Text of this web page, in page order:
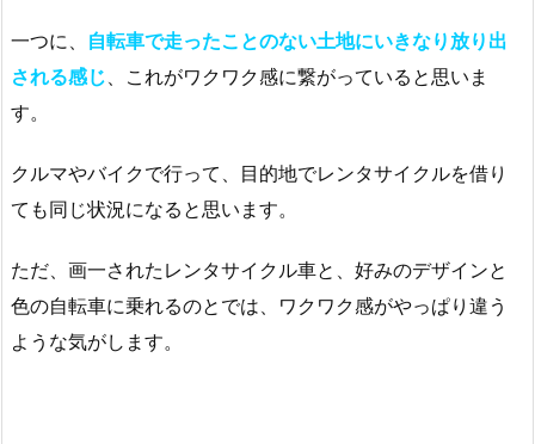
一つに、 自転車で走ったことのない土地にいきなり放り出
される感じ、これがワクワク感に繋がっていると思いま
す。
クルマやバイクで行って、目的地でレンタサイクルを借り
ても同じ状況になると思います。
ただ、画一されたレンタサイクル車と、好みのデザインと
色の自転車に乗れるのとでは、ワクワク感がやっぱり違う
ような気がします。